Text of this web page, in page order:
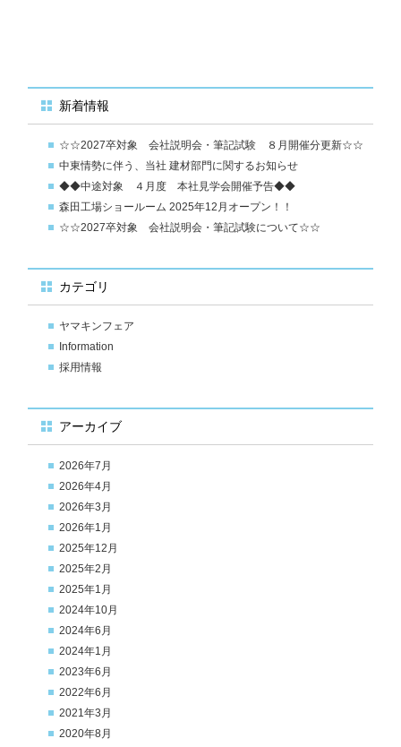
新着情報
☆☆2027卒対象 会社説明会・筆記試験 ８月開催分更新☆☆
中東情勢に伴う、当社 建材部門に関するお知らせ
◆◆中途対象 ４月度 本社見学会開催予告◆◆
森田工場ショールーム 2025年12月オープン！！
☆☆2027卒対象 会社説明会・筆記試験について☆☆
カテゴリ
ヤマキンフェア
Information
採用情報
アーカイブ
2026年7月
2026年4月
2026年3月
2026年1月
2025年12月
2025年2月
2025年1月
2024年10月
2024年6月
2024年1月
2023年6月
2022年6月
2021年3月
2020年8月